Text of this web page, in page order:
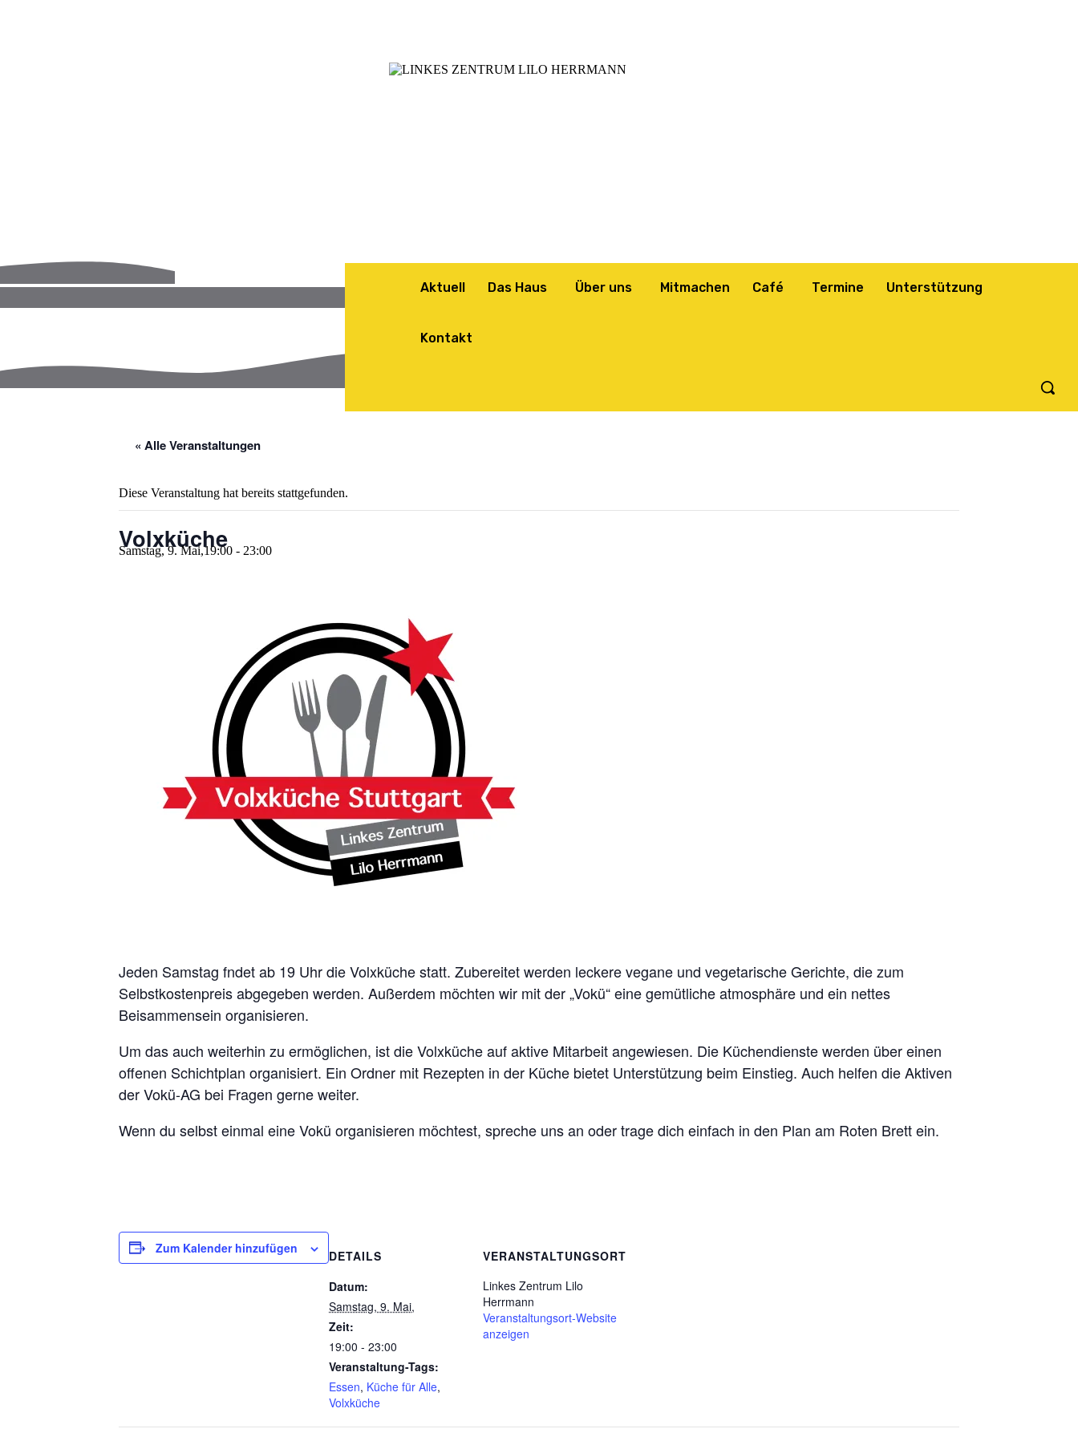
Aktuell Das Haus Über uns Mitmachen Café Termine Unterstützung
Kontakt
« Alle Veranstaltungen
Diese Veranstaltung hat bereits stattgefunden.
Volxküche
Samstag, 9. Mai,19:00 - 23:00
Jeden Samstag fndet ab 19 Uhr die Volxküche statt. Zubereitet werden leckere vegane und vegetarische Gerichte, die zum
Selbstkostenpreis abgegeben werden. Außerdem möchten wir mit der „Vokü“ eine gemütliche atmosphäre und ein nettes
Beisammensein organisieren.
Um das auch weiterhin zu ermöglichen, ist die Volxküche auf aktive Mitarbeit angewiesen. Die Küchendienste werden über einen
offenen Schichtplan organisiert. Ein Ordner mit Rezepten in der Küche bietet Unterstützung beim Einstieg. Auch helfen die Aktiven
der Vokü-AG bei Fragen gerne weiter.
Wenn du selbst einmal eine Vokü organisieren möchtest, spreche uns an oder trage dich einfach in den Plan am Roten Brett ein.
Zum Kalender hinzufügen
DETAILS
Datum:
Samstag, 9. Mai,
Zeit:
19:00 - 23:00
Veranstaltung-Tags:
Essen, Küche für Alle,
Volxküche
VERANSTALTUNGSORT
Linkes Zentrum Lilo
Herrmann
Veranstaltungsort-Website
anzeigen